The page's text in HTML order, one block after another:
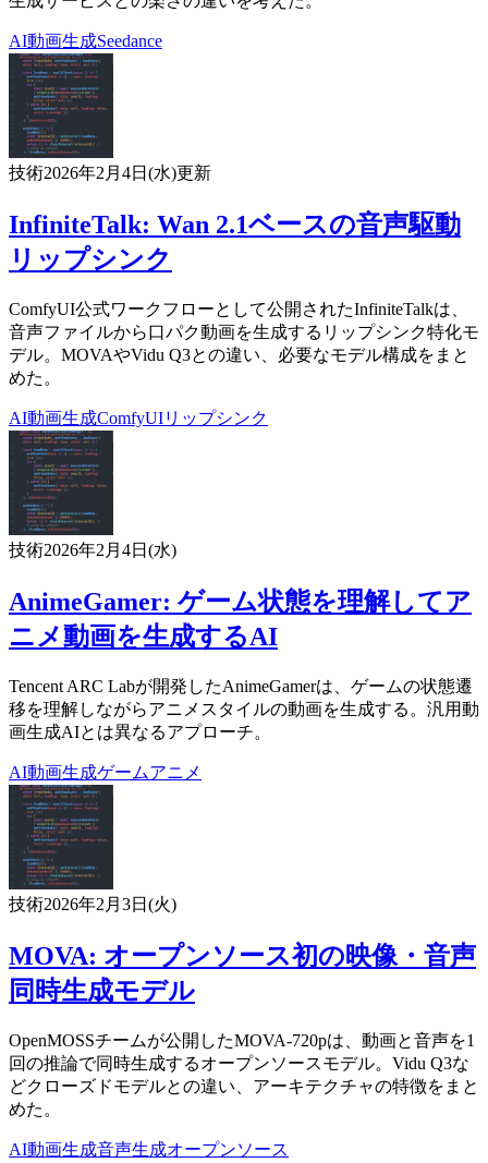
AI動画生成Seedance
技術2026年2月4日(水)更新
InfiniteTalk: Wan 2.1ベースの音声駆動
リップシンク
ComfyUI公式ワークフローとして公開されたInfiniteTalkは、
音声ファイルから口パク動画を生成するリップシンク特化モ
デル。MOVAやVidu Q3との違い、必要なモデル構成をまと
めた。
AI動画生成ComfyUIリップシンク
技術2026年2月4日(水)
AnimeGamer: ゲーム状態を理解してア
ニメ動画を生成するAI
Tencent ARC Labが開発したAnimeGamerは、ゲームの状態遷
移を理解しながらアニメスタイルの動画を生成する。汎用動
画生成AIとは異なるアプローチ。
AI動画生成ゲームアニメ
技術2026年2月3日(火)
MOVA: オープンソース初の映像・音声
同時生成モデル
OpenMOSSチームが公開したMOVA-720pは、動画と音声を1
回の推論で同時生成するオープンソースモデル。Vidu Q3な
どクローズドモデルとの違い、アーキテクチャの特徴をまと
めた。
AI動画生成音声生成オープンソース